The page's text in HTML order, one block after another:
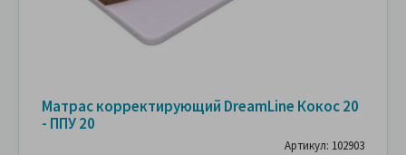
Матрас корректирующий DreamLine Кокос 20
- ППУ 20
Артикул: 102903